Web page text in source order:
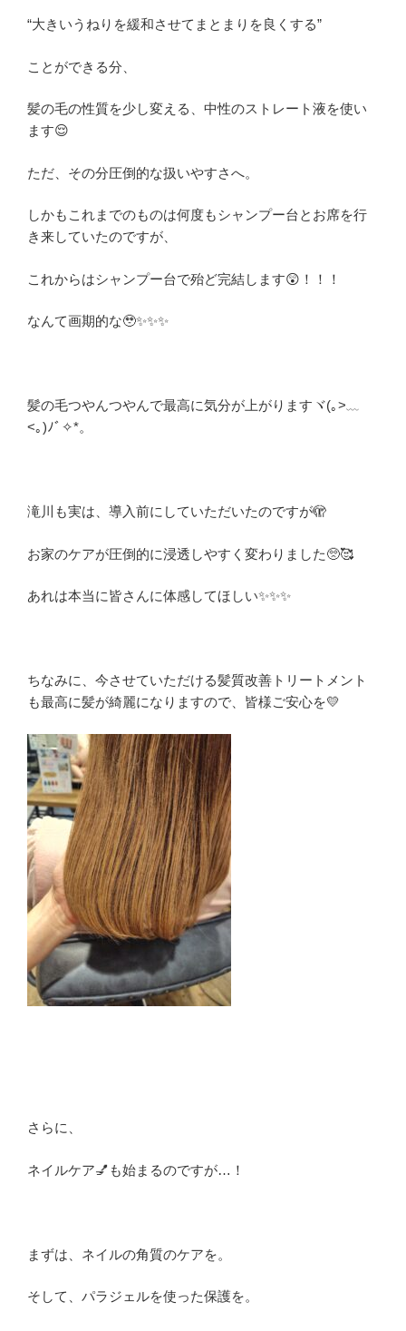
“大きいうねりを緩和させてまとまりを良くする”
ことができる分、
髪の毛の性質を少し変える、中性のストレート液を使い
ます😌
ただ、その分圧倒的な扱いやすさへ。
しかもこれまでのものは何度もシャンプー台とお席を行
き来していたのですが、
これからはシャンプー台で殆ど完結します😲！！！
なんて画期的な🥹✨✨✨
髪の毛つやんつやんで最高に気分が上がりますヾ(｡>﹏
<｡)ﾉﾞ✧*。
滝川も実は、導入前にしていただいたのですが🫣
お家のケアが圧倒的に浸透しやすく変わりました🥺🥰
あれは本当に皆さんに体感してほしい✨✨✨
ちなみに、今させていただける髪質改善トリートメント
も最高に髪が綺麗になりますので、皆様ご安心を💛
さらに、
ネイルケア💅も始まるのですが…！
まずは、ネイルの角質のケアを。
そして、パラジェルを使った保護を。